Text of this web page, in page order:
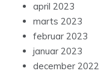
april 2023
marts 2023
februar 2023
januar 2023
december 2022